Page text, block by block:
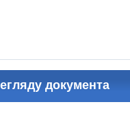
документа